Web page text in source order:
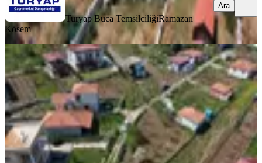
Turyap Buca TemsilciliğiRamazan
Kösem
Ara
Buca Belenbaşı Satılık Merkezde 585
M2 Arsa
Buca, Belenbaşı Mahallesi
585 m² ·8.291/m²· 12.04.2026
4.850.000 ₺